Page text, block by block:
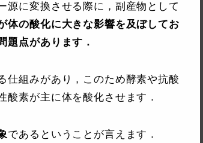
源に変換させる際に，副産物として
体の酸化に大きな影響を及ぼしてお
題点があります．
仕組みがあり，このため酵素や抗酸
素が主に体を酸化させます．
であるということが言えます．